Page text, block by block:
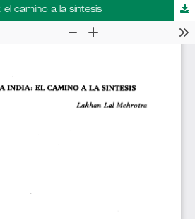
el camino a la síntesis